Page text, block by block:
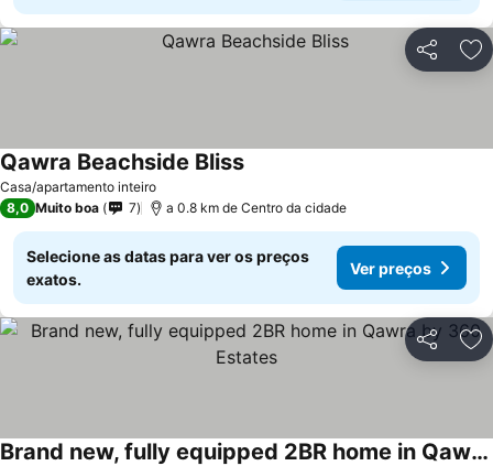
Partilhar
Casa/apartamento inteiro
Qawra Beachside Bliss
8,0 Muito boa 7 a 0.8 km de Centro da cidade
Selecione as datas para ver os preços
exatos.
Ver preços
Partilhar
Brand new, fully equipped 2BR home in Qawra by 360 Estates